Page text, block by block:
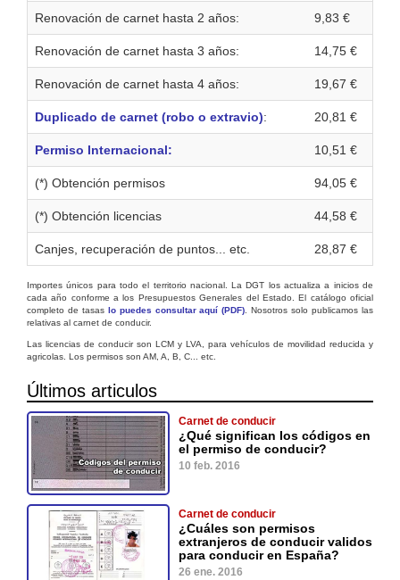
Renovación de carnet hasta 2 años: 9,83 €
Renovación de carnet hasta 3 años: 14,75 €
Renovación de carnet hasta 4 años: 19,67 €
Duplicado de carnet (robo o extravio): 20,81 €
Permiso Internacional: 10,51 €
(*) Obtención permisos 94,05 €
(*) Obtención licencias 44,58 €
Canjes, recuperación de puntos... etc. 28,87 €
Importes únicos para todo el territorio nacional. La DGT los actualiza a inicios de
cada año conforme a los Presupuestos Generales del Estado. El catálogo oficial
completo de tasas lo puedes consultar aquí (PDF) . Nosotros solo publicamos las
relativas al carnet de conducir.
Las licencias de conducir son LCM y LVA, para vehículos de movilidad reducida y
agricolas. Los permisos son AM, A, B, C... etc.
Últimos articulos
Carnet de conducir
¿Qué significan los códigos en
el permiso de conducir?
10 feb. 2016
Carnet de conducir
¿Cuáles son permisos
extranjeros de conducir validos
para conducir en España?
26 ene. 2016